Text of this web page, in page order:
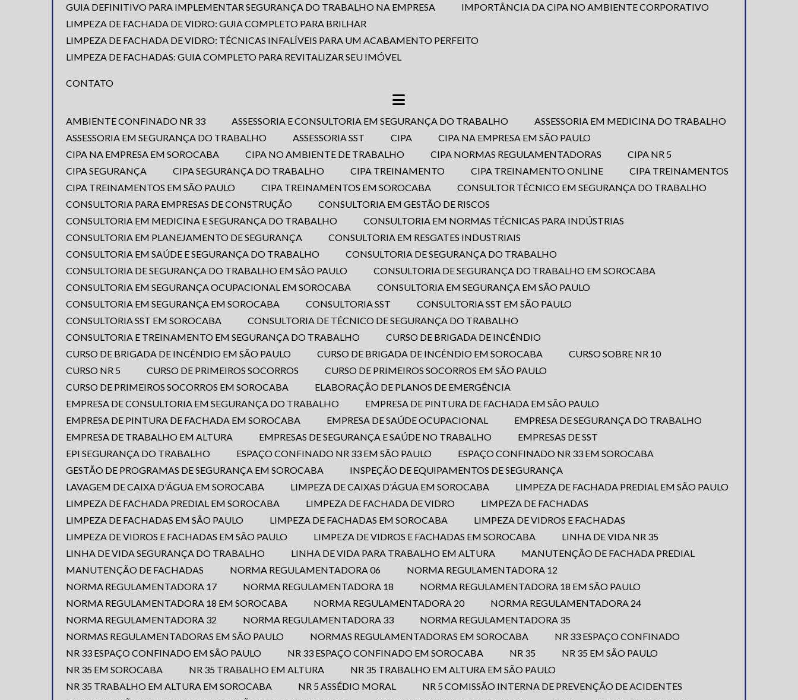
GUIA DEFINITIVO PARA IMPLEMENTAR SEGURANÇA DO TRABALHO NA EMPRESA
IMPORTÂNCIA DA CIPA NO AMBIENTE CORPORATIVO
LIMPEZA DE FACHADA DE VIDRO: GUIA COMPLETO PARA BRILHAR
LIMPEZA DE FACHADA DE VIDRO: TÉCNICAS INFALÍVEIS PARA UM ACABAMENTO PERFEITO
LIMPEZA DE FACHADAS: GUIA COMPLETO PARA REVITALIZAR SEU IMÓVEL
CONTATO
AMBIENTE CONFINADO NR 33 ASSESSORIA E CONSULTORIA EM SEGURANÇA DO TRABALHO
ASSESSORIA EM MEDICINA DO TRABALHO
ASSESSORIA EM SEGURANÇA DO TRABALHO
ASSESSORIA SST CIPA
CIPA NA EMPRESA EM SÃO PAULO
CIPA NA EMPRESA EM SOROCABA
CIPA NO AMBIENTE DE TRABALHO CIPA NORMAS REGULAMENTADORAS
CIPA NR 5
CIPA SEGURANÇA
CIPA SEGURANÇA DO TRABALHO CIPA TREINAMENTO CIPA TREINAMENTO ONLINE
CIPA TREINAMENTOS
CIPA TREINAMENTOS EM SÃO PAULO
CIPA TREINAMENTOS EM SOROCABA
CONSULTOR TÉCNICO EM SEGURANÇA DO TRABALHO
CONSULTORIA PARA EMPRESAS DE CONSTRUÇÃO
CONSULTORIA EM GESTÃO DE RISCOS
CONSULTORIA EM MEDICINA E SEGURANÇA DO TRABALHO
CONSULTORIA EM NORMAS TÉCNICAS PARA INDÚSTRIAS
CONSULTORIA EM PLANEJAMENTO DE SEGURANÇA
CONSULTORIA EM RESGATES INDUSTRIAIS
CONSULTORIA EM SAÚDE E SEGURANÇA DO TRABALHO
CONSULTORIA DE SEGURANÇA DO TRABALHO
CONSULTORIA DE SEGURANÇA DO TRABALHO EM SÃO PAULO
CONSULTORIA DE SEGURANÇA DO TRABALHO EM SOROCABA
CONSULTORIA EM SEGURANÇA OCUPACIONAL EM SOROCABA
CONSULTORIA EM SEGURANÇA EM SÃO PAULO
CONSULTORIA EM SEGURANÇA EM SOROCABA
CONSULTORIA SST
CONSULTORIA SST EM SÃO PAULO
CONSULTORIA SST EM SOROCABA
CONSULTORIA DE TÉCNICO DE SEGURANÇA DO TRABALHO
CONSULTORIA E TREINAMENTO EM SEGURANÇA DO TRABALHO
CURSO DE BRIGADA DE INCÊNDIO
CURSO DE BRIGADA DE INCÊNDIO EM SÃO PAULO
CURSO DE BRIGADA DE INCÊNDIO EM SOROCABA
CURSO SOBRE NR 10
CURSO NR 5
CURSO DE PRIMEIROS SOCORROS
CURSO DE PRIMEIROS SOCORROS EM SÃO PAULO
CURSO DE PRIMEIROS SOCORROS EM SOROCABA
ELABORAÇÃO DE PLANOS DE EMERGÊNCIA
EMPRESA DE CONSULTORIA EM SEGURANÇA DO TRABALHO
EMPRESA DE PINTURA DE FACHADA EM SÃO PAULO
EMPRESA DE PINTURA DE FACHADA EM SOROCABA
EMPRESA DE SAÚDE OCUPACIONAL
EMPRESA DE SEGURANÇA DO TRABALHO
EMPRESA DE TRABALHO EM ALTURA
EMPRESAS DE SEGURANÇA E SAÚDE NO TRABALHO
EMPRESAS DE SST
EPI SEGURANÇA DO TRABALHO
ESPAÇO CONFINADO NR 33 EM SÃO PAULO
ESPAÇO CONFINADO NR 33 EM SOROCABA
GESTÃO DE PROGRAMAS DE SEGURANÇA EM SOROCABA
INSPEÇÃO DE EQUIPAMENTOS DE SEGURANÇA
LAVAGEM DE CAIXA D'ÁGUA EM SOROCABA
LIMPEZA DE CAIXAS D'ÁGUA EM SOROCABA
LIMPEZA DE FACHADA PREDIAL EM SÃO PAULO
LIMPEZA DE FACHADA PREDIAL EM SOROCABA
LIMPEZA DE FACHADA DE VIDRO
LIMPEZA DE FACHADAS
LIMPEZA DE FACHADAS EM SÃO PAULO
LIMPEZA DE FACHADAS EM SOROCABA
LIMPEZA DE VIDROS E FACHADAS
LIMPEZA DE VIDROS E FACHADAS EM SÃO PAULO
LIMPEZA DE VIDROS E FACHADAS EM SOROCABA
LINHA DE VIDA NR 35
LINHA DE VIDA SEGURANÇA DO TRABALHO
LINHA DE VIDA PARA TRABALHO EM ALTURA
MANUTENÇÃO DE FACHADA PREDIAL
MANUTENÇÃO DE FACHADAS
NORMA REGULAMENTADORA 06
NORMA REGULAMENTADORA 12
NORMA REGULAMENTADORA 17
NORMA REGULAMENTADORA 18
NORMA REGULAMENTADORA 18 EM SÃO PAULO
NORMA REGULAMENTADORA 18 EM SOROCABA
NORMA REGULAMENTADORA 20
NORMA REGULAMENTADORA 24
NORMA REGULAMENTADORA 32
NORMA REGULAMENTADORA 33
NORMA REGULAMENTADORA 35
NORMAS REGULAMENTADORAS EM SÃO PAULO
NORMAS REGULAMENTADORAS EM SOROCABA
NR 33 ESPAÇO CONFINADO
NR 33 ESPAÇO CONFINADO EM SÃO PAULO
NR 33 ESPAÇO CONFINADO EM SOROCABA NR 35
NR 35 EM SÃO PAULO
NR 35 EM SOROCABA
NR 35 TRABALHO EM ALTURA
NR 35 TRABALHO EM ALTURA EM SÃO PAULO
NR 35 TRABALHO EM ALTURA EM SOROCABA
NR 5 ASSÉDIO MORAL
NR 5 COMISSÃO INTERNA DE PREVENÇÃO DE ACIDENTES